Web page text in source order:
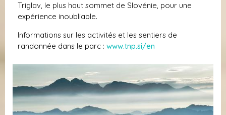
Triglav, le plus haut sommet de Slovénie, pour une
expérience inoubliable.
Informations sur les activités et les sentiers de
randonnée dans le parc : www.tnp.si/en